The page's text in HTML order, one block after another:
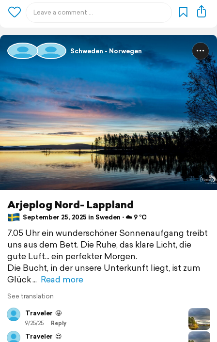
Schweden - Norwegen
Arjeplog Nord- Lappland
September 25, 2025 in Sweden ⋅ ☁️ 9 °C
7.05 Uhr ein wunderschöner Sonnenaufgang treibt
uns aus dem Bett. Die Ruhe, das klare Licht, die
gute Luft... ein perfekter Morgen.
Die Bucht, in der unsere Unterkunft liegt, ist zum
Glück
Read more
See translation
Traveler 🤩
9/25/25 Reply
Traveler 😍